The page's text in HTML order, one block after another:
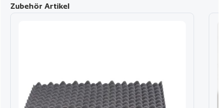
Produktgalerie überspringen
Zubehör Artikel